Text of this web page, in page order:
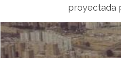
proyectada